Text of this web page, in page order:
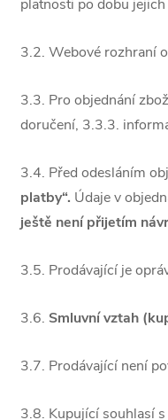
platnosti po dobu
3.2. Webové rozhraní
3.3. Pro objednání
doručení, 3.3.3.
3.4. Před odesláním
platby“. Údaje v
ještě není přijetím
3.5. Prodávající je
3.6. Smluvní vztah
3.7. Prodávající není
3.8. Kupující souhlasí